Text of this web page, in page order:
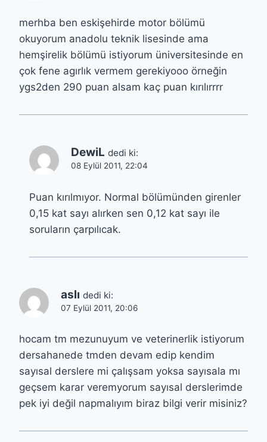
merhba ben eskişehirde motor bölümü
okuyorum anadolu teknik lisesinde ama
hemşirelik bölümü istiyorum üniversitesinde en
çok fene agırlık vermem gerekiyooo örneğin
ygs2den 290 puan alsam kaç puan kırılırrrr
DewiL dedi ki:
08 Eylül 2011, 22:04
Puan kırılmıyor. Normal bölümünden girenler
0,15 kat sayı alırken sen 0,12 kat sayı ile
soruların çarpılıcak.
aslı dedi ki:
07 Eylül 2011, 20:06
hocam tm mezunuyum ve veterinerlik istiyorum
dersahanede tmden devam edip kendim
sayısal derslere mi çalışsam yoksa sayısala mı
geçsem karar veremyorum sayısal derslerimde
pek iyi değil napmalıyım biraz bilgi verir misiniz?